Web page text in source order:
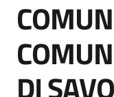
Supporto
Piattaforme
telematiche